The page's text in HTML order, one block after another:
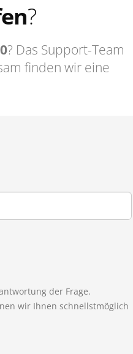
?
? Das Support-Team
finden wir eine
der Frage.
wir Ihnen schnellstmöglich